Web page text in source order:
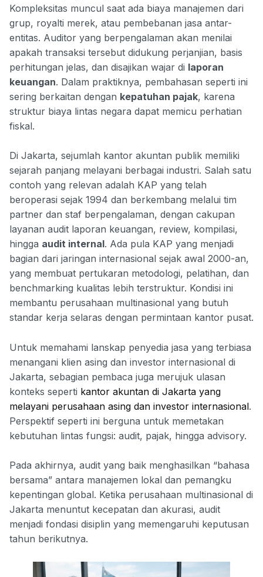
Kompleksitas muncul saat ada biaya manajemen dari
grup, royalti merek, atau pembebanan jasa antar-
entitas. Auditor yang berpengalaman akan menilai
apakah transaksi tersebut didukung perjanjian, basis
perhitungan jelas, dan disajikan wajar di laporan
keuangan. Dalam praktiknya, pembahasan seperti ini
sering berkaitan dengan kepatuhan pajak, karena
struktur biaya lintas negara dapat memicu perhatian
fiskal.
Di Jakarta, sejumlah kantor akuntan publik memiliki
sejarah panjang melayani berbagai industri. Salah satu
contoh yang relevan adalah KAP yang telah
beroperasi sejak 1994 dan berkembang melalui tim
partner dan staf berpengalaman, dengan cakupan
layanan audit laporan keuangan, review, kompilasi,
hingga audit internal. Ada pula KAP yang menjadi
bagian dari jaringan internasional sejak awal 2000-an,
yang membuat pertukaran metodologi, pelatihan, dan
benchmarking kualitas lebih terstruktur. Kondisi ini
membantu perusahaan multinasional yang butuh
standar kerja selaras dengan permintaan kantor pusat.
Untuk memahami lanskap penyedia jasa yang terbiasa
menangani klien asing dan investor internasional di
Jakarta, sebagian pembaca juga merujuk ulasan
konteks seperti kantor akuntan di Jakarta yang
melayani perusahaan asing dan investor internasional.
Perspektif seperti ini berguna untuk memetakan
kebutuhan lintas fungsi: audit, pajak, hingga advisory.
Pada akhirnya, audit yang baik menghasilkan “bahasa
bersama” antara manajemen lokal dan pemangku
kepentingan global. Ketika perusahaan multinasional di
Jakarta menuntut kecepatan dan akurasi, audit
menjadi fondasi disiplin yang memengaruhi keputusan
tahun berikutnya.